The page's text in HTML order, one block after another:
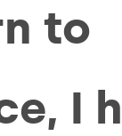
to
I